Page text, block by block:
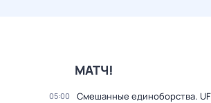
МАТЧ!
05:00
Смешанные единоборства.